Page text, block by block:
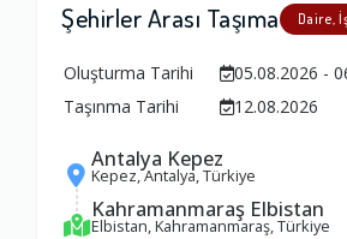
Şehirler Arası Taşıma Daire,
Oluşturma Tarihi
05.08.2026 -
Taşınma Tarihi
12.08.2026
Antalya Kepez
Kepez, Antalya, Türkiye
Kahramanmaraş Elbistan
Elbistan, Kahramanmaraş, Türkiye